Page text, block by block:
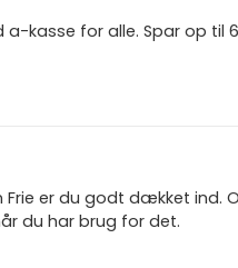
kasse for alle. Spar op til
Frie er du godt dækket ind.
du har brug for det.